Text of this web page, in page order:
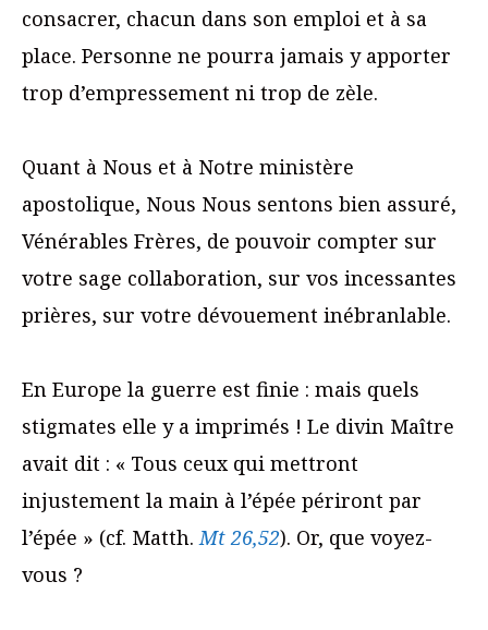
consacrer, chacun dans son emploi et à sa
place. Personne ne pourra jamais y apporter
trop d’empressement ni trop de zèle.
Quant à Nous et à Notre ministère
apostolique, Nous Nous sentons bien assuré,
Vénérables Frères, de pouvoir compter sur
votre sage collaboration, sur vos incessantes
prières, sur votre dévouement inébranlable.
En Europe la guerre est finie : mais quels
stigmates elle y a imprimés ! Le divin Maître
avait dit : « Tous ceux qui mettront
injustement la main à l’épée périront par
l’épée » (cf. Matth.Mt 26,52). Or, que voyez-
vous ?